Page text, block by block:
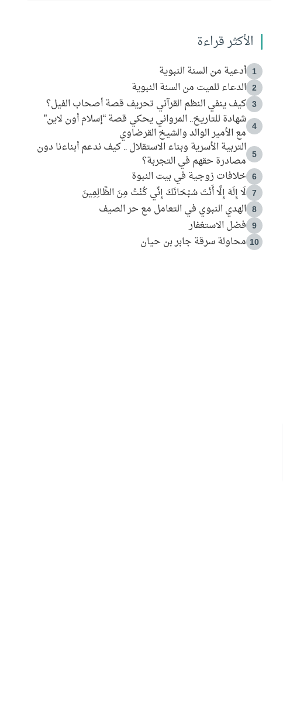
الأكثر قراءة
1 أدعية من السنة النبوية
2 الدعاء للميت من السنة النبوية
3 كيف ينفي النظم القرآني تحريف قصة أصحاب الفيل؟
4
شهادة للتاريخ.. المرواني يحكي قصة “إسلام أون لاين”
مع الأمير الوالد والشيخ القرضاوي
5
التربية الأسرية وبناء الاستقلال .. كيف ندعم أبناءنا دون
مصادرة حقهم في التجربة؟
6 خلافات زوجية في بيت النبوة
7 لَا إِلَهَ إِلَّا أَنْتَ سُبْحَانَكَ إِنِّي كُنْتُ مِنَ الظَّالِمِينَ
8 الهدي النبوي في التعامل مع حر الصيف
9 فضل الاستغفار
10 محاولة سرقة جابر بن حيان